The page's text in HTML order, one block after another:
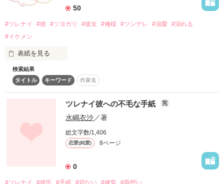
常に上から目線
桜木　司　27歳
憧れの人と憧れの仕事ができるだけで幸せだった。
「好き」とも「付き合ってくれ」とも言わないツレない彼だっ
身体を重ねる時間が嬉しかった。
いつまでもその時間が続くと思っていたのに...
４人の男女の絡み合う赤い糸
進藤響と早瀬隆之介は「冴えない彼の愛し方」にも登場しま
冴えない彼・進藤亮介は響の弟です。
50
#ツレナイ #彼 #ツヨガリ #彼女 #俺様 #ツンデレ #溺愛 #溺れる
#イケメン
表紙を見る
『真っ青』
「うるさい」
『怖いならやめればいいのに』
「放っておいて」
『頼ってもいいよ？』
『甘え上手は愛され上手』
「あなたに愛されたくありません」
検索結果
タイトル
キーワード 作家名
ツレナイ彼への不毛な手紙 完
水嶋衣沙／著
総文字数/1,406
恋愛(純愛) 8ページ
0
#ツレナイ #彼氏 #手紙 #切ない #健気 #両想い